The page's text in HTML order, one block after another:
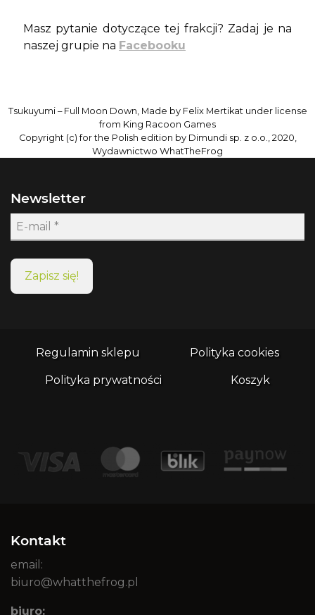
Masz pytanie dotyczące tej frakcji? Zadaj je na
naszej grupie na Facebooku
Tsukuyumi – Full Moon Down, Made by Felix Mertikat under license
from King Racoon Games
Copyright (c) for the Polish edition by Dimundi sp. z o.o., 2020,
Wydawnictwo WhatTheFrog
Newsletter
Regulamin sklepu Polityka cookies
Polityka prywatności Koszyk
Kontakt
email:
biuro@whatthefrog.pl
biuro: